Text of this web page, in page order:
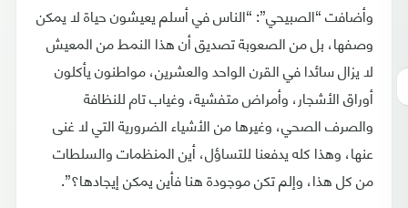
وأضافت “الصبيحي”: “الناس في أسلم يعيشون حياة لا يمكن
وصفها، بل من الصعوبة تصديق أن هذا النمط من المعيش
لا يزال سائدا في القرن الواحد والعشرين، مواطنون يأكلون
أوراق الأشجار، وأمراض متفشية، وغياب تام للنظافة
والصرف الصحي، وغيرها من الأشياء الضرورية التي لا غنى
عنها، وهذا كله يدفعنا للتساؤل، أين المنظمات والسلطات
من كل هذا، وإلم تكن موجودة هنا فأين يمكن إيجادها؟”.